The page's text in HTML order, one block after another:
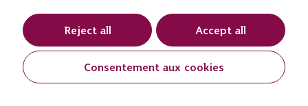
de cookies.
7. QUI A ACCÈS À VOS
DONNÉES PERSONNELLES ?
Consentement aux cookies
Reject all Accept all